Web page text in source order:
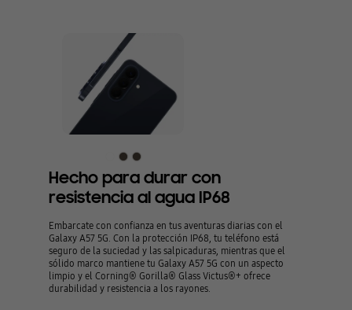
Hecho para durar con
resistencia al agua IP68
Embarcate con confianza en tus aventuras diarias con el
Galaxy A57 5G. Con la protección IP68, tu teléfono está
seguro de la suciedad y las salpicaduras, mientras que el
sólido marco mantiene tu Galaxy A57 5G con un aspecto
limpio y el Corning® Gorilla® Glass Victus®+ ofrece
durabilidad y resistencia a los rayones.